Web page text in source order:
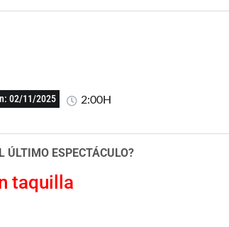
02/11/2025 2:00H
ÚLTIMO ESPECTÁCULO?
taquilla